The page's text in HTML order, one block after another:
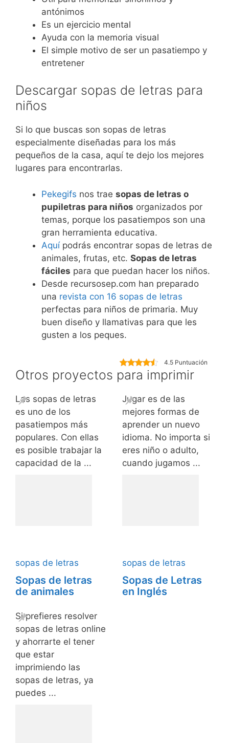
antónimos
Es un ejercicio mental
Ayuda con la memoria visual
El simple motivo de ser un pasatiempo y
entretener
Descargar sopas de letras para
niños
Si lo que buscas son sopas de letras
especialmente diseñadas para los más
pequeños de la casa, aquí te dejo los mejores
lugares para encontrarlas.
Pekegifs nos trae sopas de letras o
pupiletras para niños organizados por
temas, porque los pasatiempos son una
gran herramienta educativa.
Aquípodrás encontrar sopas de letras de
animales, frutas, etc. Sopas de letras
fáciles para que puedan hacer los niños.
Desde recursosep.com han preparado
una revista con 16 sopas de letras
perfectas para niños de primaria. Muy
buen diseño y llamativas para que les
gusten a los peques.
4.5 Puntuación
Otros proyectos para imprimir
Las sopas de letras
es uno de los
pasatiempos más
populares. Con ellas
es posible trabajar la
capacidad de la ...
sopas de letras
Sopas de letras
de animales
Jugar es de las
mejores formas de
aprender un nuevo
idioma. No importa si
eres niño o adulto,
cuando jugamos ...
sopas de letras
Sopas de Letras
en Inglés
Si prefieres resolver
sopas de letras online
y ahorrarte el tener
que estar
imprimiendo las
sopas de letras, ya
puedes ...